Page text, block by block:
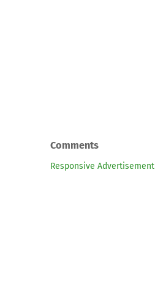
Comments
Responsive Advertisement